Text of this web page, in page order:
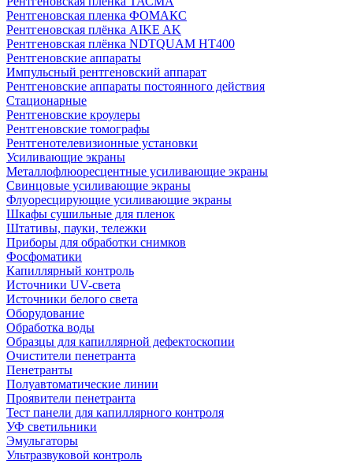
Рентгеновская пленка ФОМАКС
Рентгеновская плёнка AIKE AK
Рентгеновская плёнка NDTQUAM HT400
Рентгеновские аппараты
Импульсный рентгеновский аппарат
Рентгеновские аппараты постоянного действия
Стационарные
Рентгеновские кроулеры
Рентгеновские томографы
Рентгенотелевизионные установки
Усиливающие экраны
Металлофлюоресцентные усиливающие экраны
Свинцовые усиливающие экраны
Флуоресцирующие усиливающие экраны
Шкафы сушильные для пленок
Штативы, пауки, тележки
Приборы для обработки снимков
Фосфоматики
Капиллярный контроль
Источники UV-света
Источники белого света
Оборудование
Обработка воды
Образцы для капиллярной дефектоскопии
Очистители пенетранта
Пенетранты
Полуавтоматические линии
Проявители пенетранта
Тест панели для капиллярного контроля
УФ светильники
Эмульгаторы
Ультразвуковой контроль